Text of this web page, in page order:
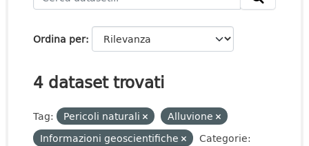
Ordina per
4 dataset trovati
Tag: Pericoli naturali
Alluvione
Informazioni geoscientifiche
Categorie: